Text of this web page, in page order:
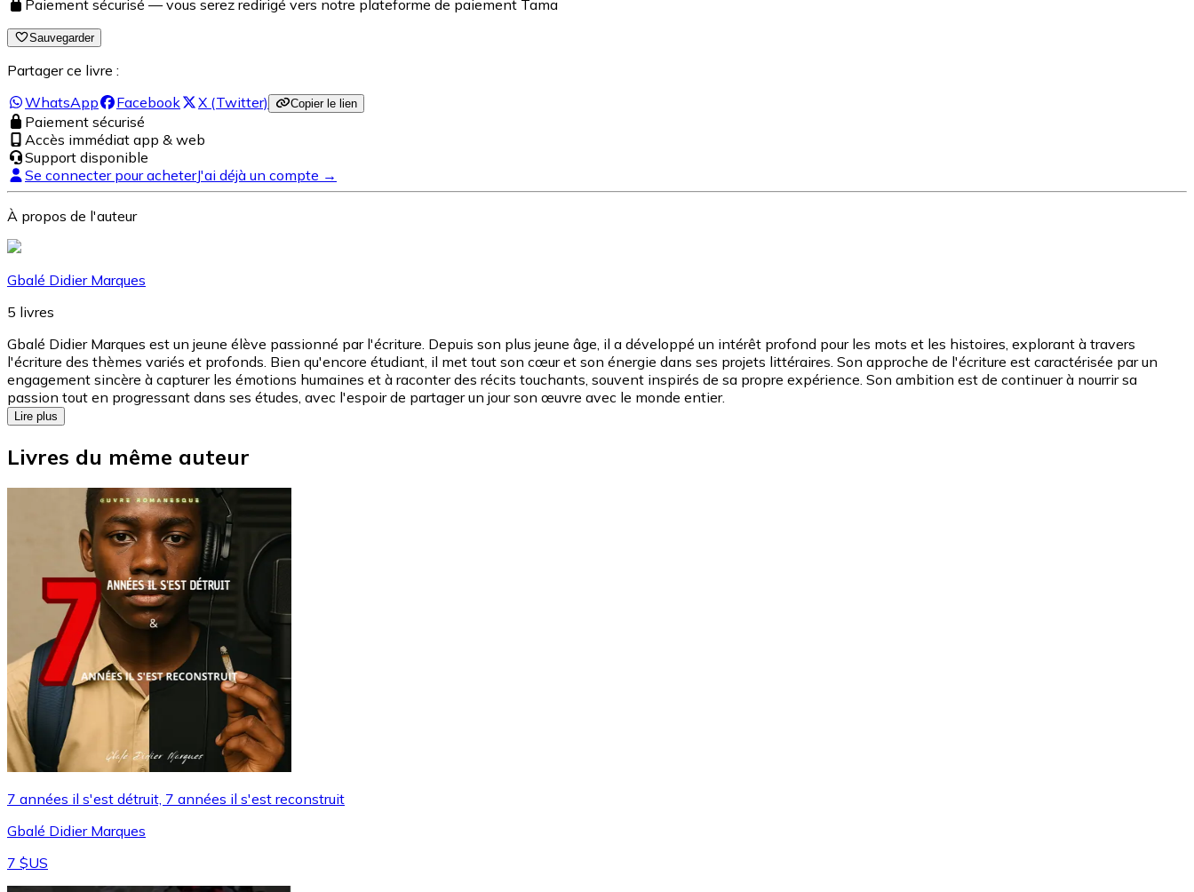
Paiement sécurisé — vous serez redirigé vers notre plateforme de paiement Tama
Sauvegarder
Partager ce livre :
WhatsApp
Facebook X (Twitter) Copier le lien
Paiement sécurisé
Accès immédiat app & web
Support disponible
Se connecter pour acheterJ'ai déjà un compte →
À propos de l'auteur
Gbalé Didier Marques
5 livres
Gbalé Didier Marques est un jeune élève passionné par l'écriture. Depuis son plus jeune âge, il a développé un intérêt profond pour les mots et les histoires, explorant à travers
l'écriture des thèmes variés et profonds. Bien qu'encore étudiant, il met tout son cœur et son énergie dans ses projets littéraires. Son approche de l'écriture est caractérisée par un
engagement sincère à capturer les émotions humaines et à raconter des récits touchants, souvent inspirés de sa propre expérience. Son ambition est de continuer à nourrir sa
passion tout en progressant dans ses études, avec l'espoir de partager un jour son œuvre avec le monde entier.
Lire plus
Livres du même auteur
7 années il s'est détruit, 7 années il s'est reconstruit
Gbalé Didier Marques
7 $US